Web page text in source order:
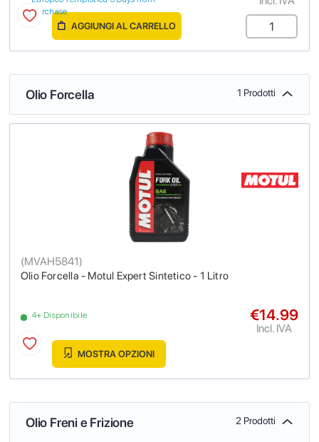
purchase
AGGIUNGI AL CARRELLO
Olio Forcella 1 Prodotti
Olio Forcella - Motul Expert Sintetico - 1 Litro
(MVAH5841)
4+ Disponibile €14.99
Incl. IVA
MOSTRA OPZIONI
Olio Freni e Frizione 2 Prodotti